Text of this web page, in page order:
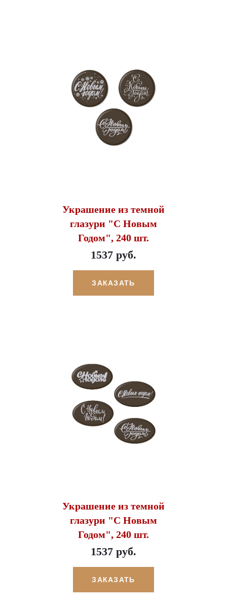
Украшение из темной
глазури "С Новым
Годом", 240 шт.
1537 руб.
ЗАКАЗАТЬ
Украшение из темной
глазури "С Новым
Годом", 240 шт.
1537 руб.
ЗАКАЗАТЬ